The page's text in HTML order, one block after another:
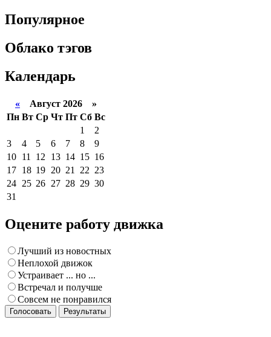
Популярное
Облако тэгов
Календарь
« Август 2026 »
Пн Вт Ср Чт Пт Сб Вс
1
2
3
4 5 6 7 8
9
10 11 12 13 14 15 16
17 18 19 20 21 22 23
24 25 26 27 28 29 30
31
Оцените работу движка
Лучший из новостных
Неплохой движок
Устраивает ... но ...
Встречал и получше
Совсем не понравился
Голосовать Результаты